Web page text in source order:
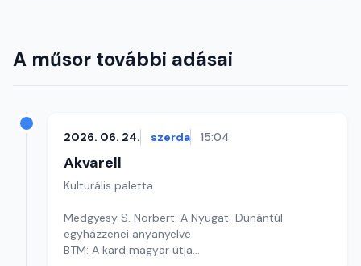
A műsor további adásai
2026. 06. 24. szerda 15:04
Akvarell
Kulturális paletta
Medgyesy S. Norbert: A Nyugat-Dunántúl
egyházzenei anyanyelve
BTM: A kard magyar útja